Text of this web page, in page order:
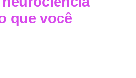
que você